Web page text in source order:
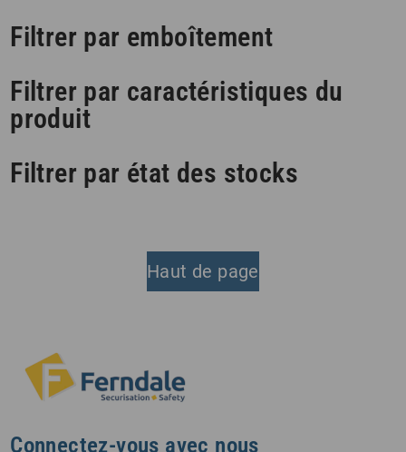
Filtrer par emboîtement
Filtrer par caractéristiques du
produit
Filtrer par état des stocks
Haut de page
Connectez-vous avec nous